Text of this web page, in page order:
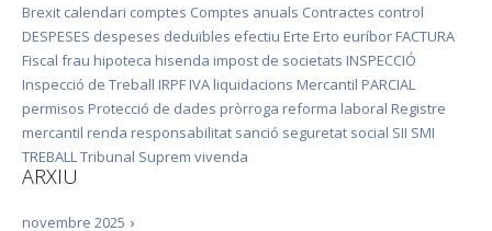
Brexit calendari comptes Comptes anuals Contractes control
DESPESES despeses deduïbles efectiu Erte Erto euríbor FACTURA
Fiscal frau hipoteca hisenda impost de societats INSPECCIÓ
Inspecció de Treball IRPF IVA liquidacions Mercantil PARCIAL
permisos Protecció de dades pròrroga reforma laboral Registre
mercantil renda responsabilitat sanció seguretat social SII SMI
TREBALLTribunal Suprem vivenda
ARXIU
›
novembre 2025